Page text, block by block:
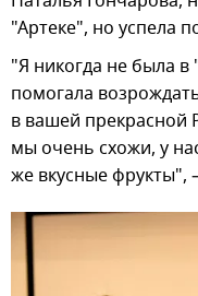
"Артеке", но успела
"Я никогда не была в
помогала
в вашей прекрасной
мы очень схожи, у
же вкусные фрукты",